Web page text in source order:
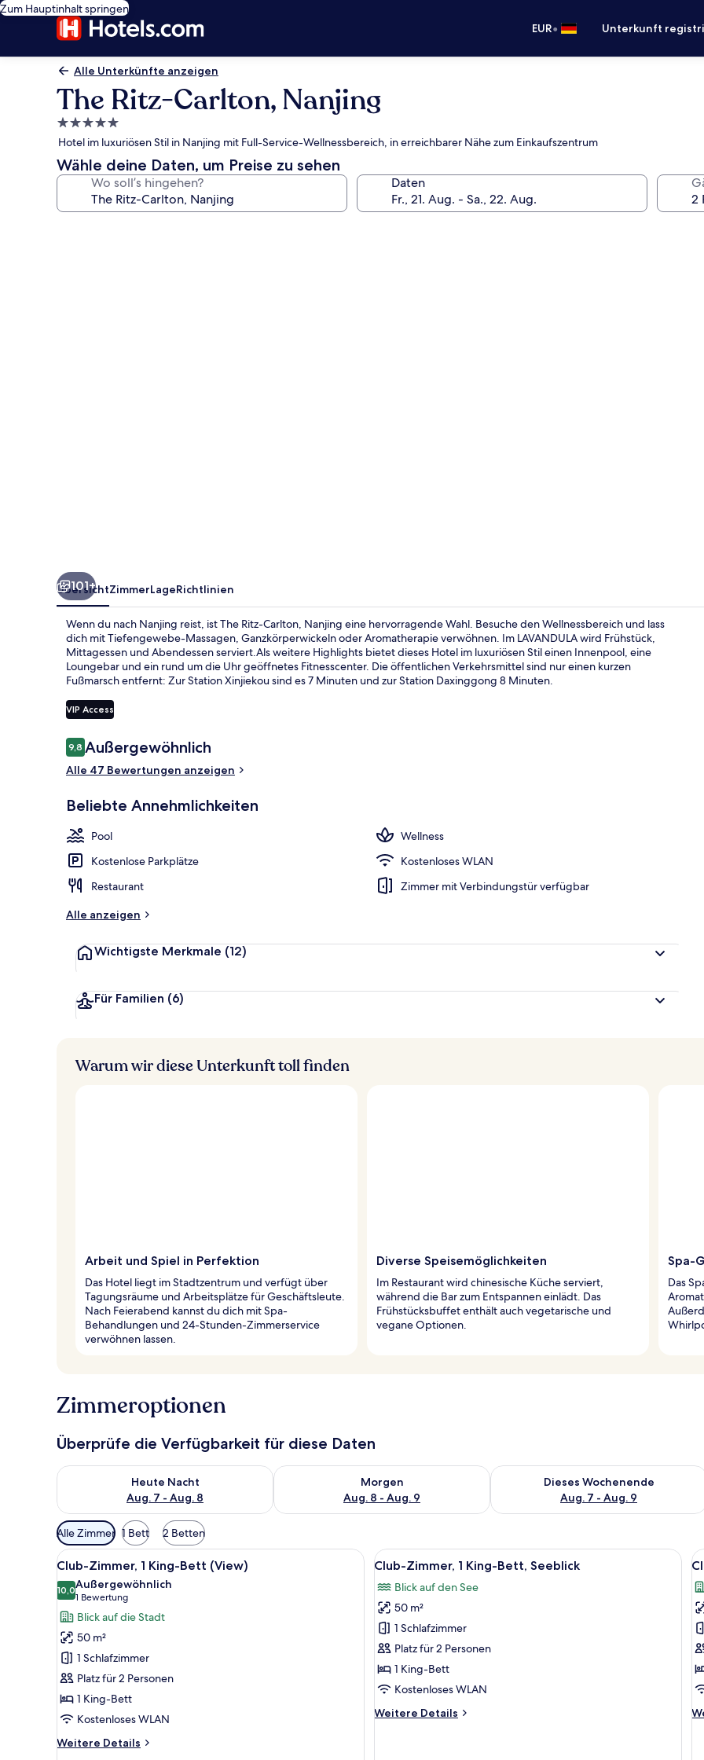
Zum Hauptinhalt springen
EUR• Unterkunft
Alle Unterkünfte anzeigen
The Ritz-Carlton, Nanjing
5.0-
Sterne-
Unterkunft
Hotel im luxuriösen Stil in Nanjing mit Full-Service-Wellnessbereich, in erreichbarer Nähe zum Einkaufszentrum
Wähle deine Daten, um Preise zu sehen
Wo soll’s hingehen? Daten
101+
ÜbersichtZimmerLageRichtlinien
Wenn du nach Nanjing reist, ist The Ritz-Carlton, Nanjing eine hervorragende Wahl. Besuche den Wellnessbereich und lass
dich mit Tiefengewebe-Massagen, Ganzkörperwickeln oder Aromatherapie verwöhnen. Im LAVANDULA wird Frühstück,
Mittagessen und Abendessen serviert.Als weitere Highlights bietet dieses Hotel im luxuriösen Stil einen Innenpool, eine
Loungebar und ein rund um die Uhr geöffnetes Fitnesscenter. Die öffentlichen Verkehrsmittel sind nur einen kurzen
Fußmarsch entfernt: Zur Station Xinjiekou sind es 7 Minuten und zur Station Daxinggong 8 Minuten.
VIP Access
Bewertungen
9,89,8 von 10.
Außergewöhnlich
Alle 47 Bewertungen anzeigen
Beliebte Annehmlichkeiten
Pool
Wellness
Kostenlose Parkplätze
Kostenloses WLAN
Restaurant
Zimmer mit Verbindungstür verfügbar
Alle anzeigen
Wichtigste Merkmale (12)
Für Familien (6)
Warum wir diese Unterkunft toll finden
Arbeit und Spiel in Perfektion
Das Hotel liegt im Stadtzentrum und verfügt über
Tagungsräume und Arbeitsplätze für Geschäftsleute.
Nach Feierabend kannst du dich mit Spa-
Behandlungen und 24-Stunden-Zimmerservice
verwöhnen lassen.
Diverse Speisemöglichkeiten
Im Restaurant wird chinesische Küche serviert,
während die Bar zum Entspannen einlädt. Das
Frühstücksbuffet enthält auch vegetarische und
vegane Optionen.
Spa-
Das
Zimmeroptionen
Überprüfe die Verfügbarkeit für diese Daten
Heute Nacht
Aug. 7 - Aug. 8
Überprüfe die Verfügbarkeit für heute Nacht, Aug. 7 - Aug. 8.
Morgen
Aug. 8 - Aug. 9
Überprüfe die Verfügbarkeit für morgen, Aug. 8 - Aug. 9.
Dieses Wochenende
Aug. 7 - Aug. 9
Überprüfe die Verfügbarkeit für
Verfügbare
Filter
für
Zimmer
Alle Zimmer 1 Bett 2 Betten
Alle
Fotos
für
Club-
Zimmer,
1 King-
Bett
(View)
anzeigen
Hochwertige Bettwaren, Minibar, Zimmersafe, Schreibtisch
12
Club-Zimmer, 1 King-Bett (View)
10,010,0 von 10
Außergewöhnlich
1 Bewertung
(1
Bewertung)
Blick auf die Stadt
50 m²
1 Schlafzimmer
Platz für 2 Personen
1 King-Bett
Kostenloses WLAN
Weitere Details
Weitere
Alle
Fotos
für
Club-
Zimmer,
1 King-
Bett,
Seeblick
Ein modernes Hotelzimmer mit
11
Club-Zimmer, 1 King-Bett, Seeblick
Blick auf den See
50 m²
1 Schlafzimmer
Platz für 2 Personen
1 King-Bett
Kostenloses WLAN
Weitere Details
Weitere
1